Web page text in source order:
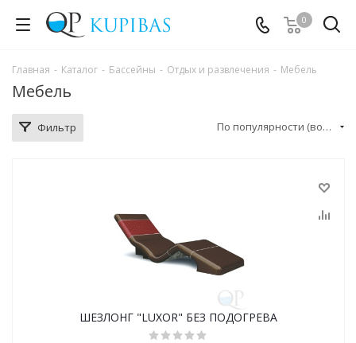
0
Главная - Каталог - Бассейны - Отдых и развлечения - Мебель
Мебель
Фильтр По популярности (возрастание)
ШЕЗЛОНГ "LUXOR" БЕЗ ПОДОГРЕВА